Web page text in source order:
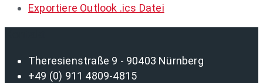
Exportiere Outlook .ics Datei
Theresienstraße 9 - 90403 Nürnberg
+49 (0) 911 4809-4815